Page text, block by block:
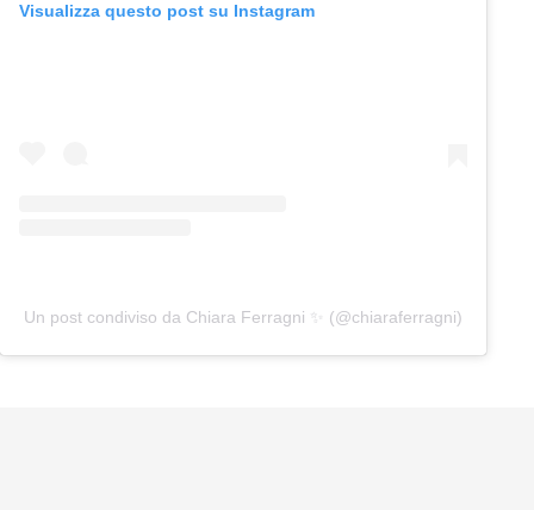
Visualizza questo post su Instagram
Un post condiviso da Chiara Ferragni ✨ (@chiaraferragni)